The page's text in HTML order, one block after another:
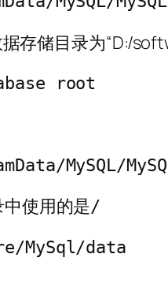
存储目录为“D:/
root
MySQL/
中使用的是/
MySql/data